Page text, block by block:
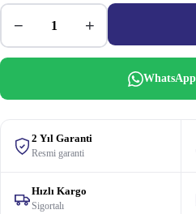
− +
2 Yıl Garanti
Resmi garanti
Hızlı Kargo
Sigortalı